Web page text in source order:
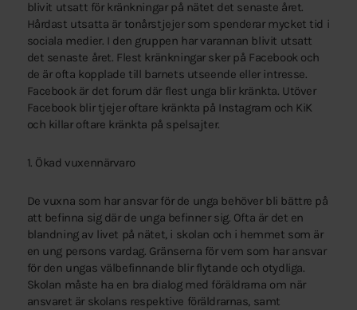
blivit utsatt för kränkningar på nätet det senaste året.
Hårdast utsatta är tonårstjejer som spenderar mycket tid i
sociala medier. I den gruppen har varannan blivit utsatt
det senaste året. Flest kränkningar sker på Facebook och
de är ofta kopplade till barnets utseende eller intresse.
Facebook är det forum där flest unga blir kränkta. Utöver
Facebook blir tjejer oftare kränkta på Instagram och KiK
och killar oftare kränkta på spelsajter.
1. Ökad vuxennärvaro
De vuxna som har ansvar för de unga behöver bli bättre på
att befinna sig där de unga befinner sig. Ofta är det en
blandning av livet på nätet, i skolan och i hemmet som är
en ung persons vardag. Gränserna för vem som har ansvar
för den ungas välbefinnande blir flytande och otydliga.
Skolan måste ha en bra dialog med föräldrarna om när
ansvaret är skolans respektive föräldrarnas, samt